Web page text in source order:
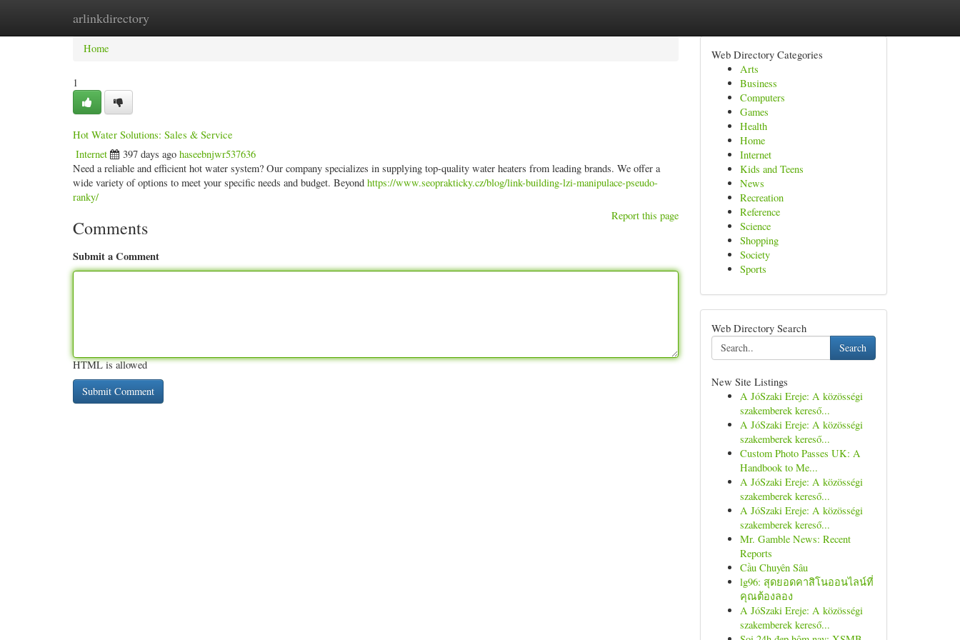
arlinkdirectory
Home New Site Listings
Home
1
Hot Water Solutions: Sales & Service
Internet 397 days ago haseebnjwr537636
Need a reliable and efficient hot water system? Our company specializes in supplying top-quality water heaters from leading brands. We offer a
wide variety of options to meet your specific needs and budget. Beyond https://www.seoprakticky.cz/blog/link-building-lzi-manipulace-pseudo-
ranky/
Report this page
Comments
Submit a Comment
HTML is allowed
Web Directory Categories
Arts
Business
Computers
Games
Health
Home
Internet
Kids and Teens
News
Recreation
Reference
Science
Shopping
Society
Sports
Web Directory Search
Search
New Site Listings
A JóSzaki Ereje: A közösségi
szakemberek kereső...
A JóSzaki Ereje: A közösségi
szakemberek kereső...
Custom Photo Passes UK: A
Handbook to Me...
A JóSzaki Ereje: A közösségi
szakemberek kereső...
A JóSzaki Ereje: A közösségi
szakemberek kereső...
Mr. Gamble News: Recent
Reports
Cầu Chuyên Sâu
lg96: สุดยอดคาสิโนออนไลน์ที่
คุณต้องลอง
A JóSzaki Ereje: A közösségi
szakemberek kereső...